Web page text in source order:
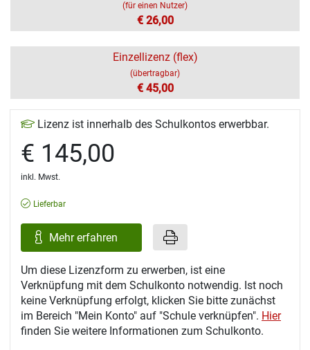
(für einen Nutzer)
€ 26,00
Einzellizenz (flex)
(übertragbar)
€ 45,00
Lizenz ist innerhalb des Schulkontos erwerbbar.
€ 145,00
inkl. Mwst.
Lieferbar
Mehr erfahren
Um diese Lizenzform zu erwerben, ist eine
Verknüpfung mit dem Schulkonto notwendig. Ist noch
keine Verknüpfung erfolgt, klicken Sie bitte zunächst
im Bereich "Mein Konto" auf "Schule verknüpfen". Hier
finden Sie weitere Informationen zum Schulkonto.